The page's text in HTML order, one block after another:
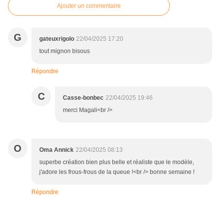
Ajouter un commentaire
G gateuxrigolo 22/04/2025 17:20
tout mignon bisous
Répondre
C Casse-bonbec 22/04/2025 19:46
merci Magali<br />
O Oma Annick 22/04/2025 08:13
superbe création bien plus belle et réaliste que le modèle,
j'adore les frous-frous de la queue !<br /> bonne semaine !
Répondre